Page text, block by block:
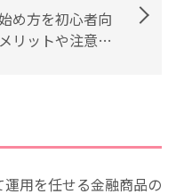
め方を初心者向
リットや注意点
用を任せる金融商品の